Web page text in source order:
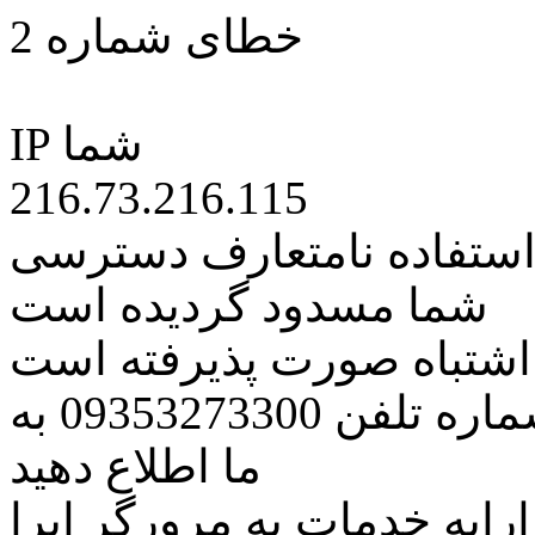
خطای شماره 2
IP شما
216.73.216.115
نامتعارف دسترسی
شما مسدود گردیده است
اشتباه صورت پذیرفته است
مراتب این مسئله را از طریق شماره تلفن 09353273300 به
ما اطلاع دهید
خدمات به مرورگر اپرا